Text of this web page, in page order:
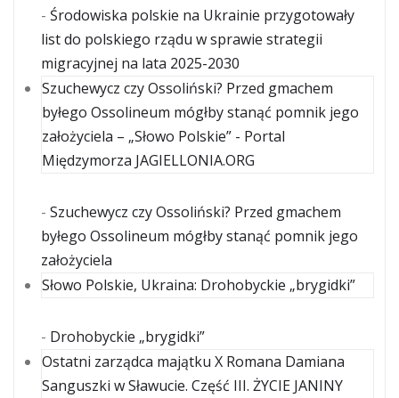
- Środowiska polskie na Ukrainie przygotowały
list do polskiego rządu w sprawie strategii
migracyjnej na lata 2025-2030
Szuchewycz czy Ossoliński? Przed gmachem
byłego Ossolineum mógłby stanąć pomnik jego
założyciela – „Słowo Polskie” - Portal
Międzymorza JAGIELLONIA.ORG
- Szuchewycz czy Ossoliński? Przed gmachem
byłego Ossolineum mógłby stanąć pomnik jego
założyciela
Słowo Polskie, Ukraina: Drohobyckie „brygidki”
- Drohobyckie „brygidki”
Ostatni zarządca majątku X Romana Damiana
Sanguszki w Sławucie. Część III. ŻYCIE JANINY